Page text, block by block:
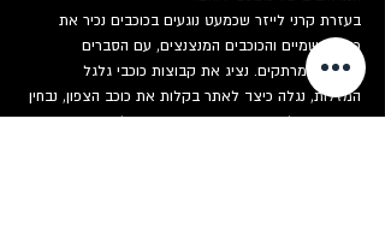
בעזרת קרני לייזר שכמעט נוגעים בכוכבים נכיר את
כיפת השמיים והכוכבים המנצנצים, עם הסברים
וסיפורים מרתקים. נציג את קבוצות כוכבי גלגל
המזלות, נגלה כיצד לאתר בקלות את כוכב הצפון, נבחין
בכוכבים בולטים ונכיר את סיפורי המיתולוגיה שנקשרו